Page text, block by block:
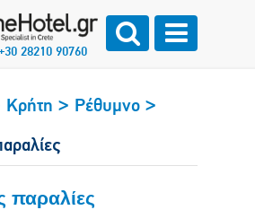
28210 90760
Κρήτη > Ρέθυμνο >
παραλίες